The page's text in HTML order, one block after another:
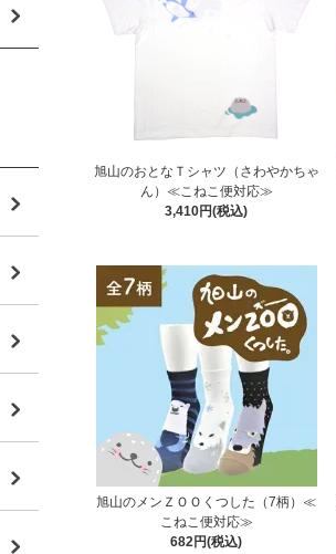
旭山のおとなＴシャツ（さわやかちゃ
ん）≪こねこ便対応≫
3,410円(税込)
旭山のメンＺＯＯくつした（7柄）≪
こねこ便対応≫
682円(税込)